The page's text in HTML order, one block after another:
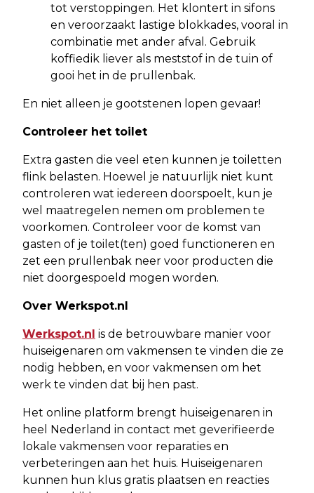
tot verstoppingen. Het klontert in sifons
en veroorzaakt lastige blokkades, vooral in
combinatie met ander afval. Gebruik
koffiedik liever als meststof in de tuin of
gooi het in de prullenbak.
En niet alleen je gootstenen lopen gevaar!
Controleer het toilet
Extra gasten die veel eten kunnen je toiletten
flink belasten. Hoewel je natuurlijk niet kunt
controleren wat iedereen doorspoelt, kun je
wel maatregelen nemen om problemen te
voorkomen. Controleer voor de komst van
gasten of je toilet(ten) goed functioneren en
zet een prullenbak neer voor producten die
niet doorgespoeld mogen worden.
Over Werkspot.nl
Werkspot.nl is de betrouwbare manier voor
huiseigenaren om vakmensen te vinden die ze
nodig hebben, en voor vakmensen om het
werk te vinden dat bij hen past.
Het online platform brengt huiseigenaren in
heel Nederland in contact met geverifieerde
lokale vakmensen voor reparaties en
verbeteringen aan het huis. Huiseigenaren
kunnen hun klus gratis plaatsen en reacties